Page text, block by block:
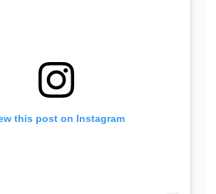
this post on Instagram